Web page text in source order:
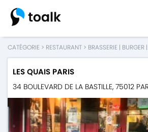
CATÉGORIE > RESTAURANT > BRASSERIE | BURGER |
LES QUAIS PARIS
34 BOULEVARD DE LA BASTILLE, 75012